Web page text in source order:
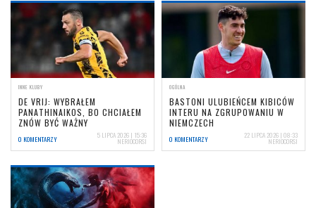
INNE KLUBY
DE VRIJ: WYBRAŁEM
PANATHINAIKOS, BO CHCIAŁEM
ZNÓW BYĆ WAŻNY
0 KOMENTARZY 5 LIPCA 2026 | 15:36
NERIOCORSI
OGÓLNA
BASTONI ULUBIEŃCEM KIBICÓW
INTERU NA ZGRUPOWANIU W
NIEMCZECH
0 KOMENTARZY 22 LIPCA 2026 | 08:33
NERIOCORSI